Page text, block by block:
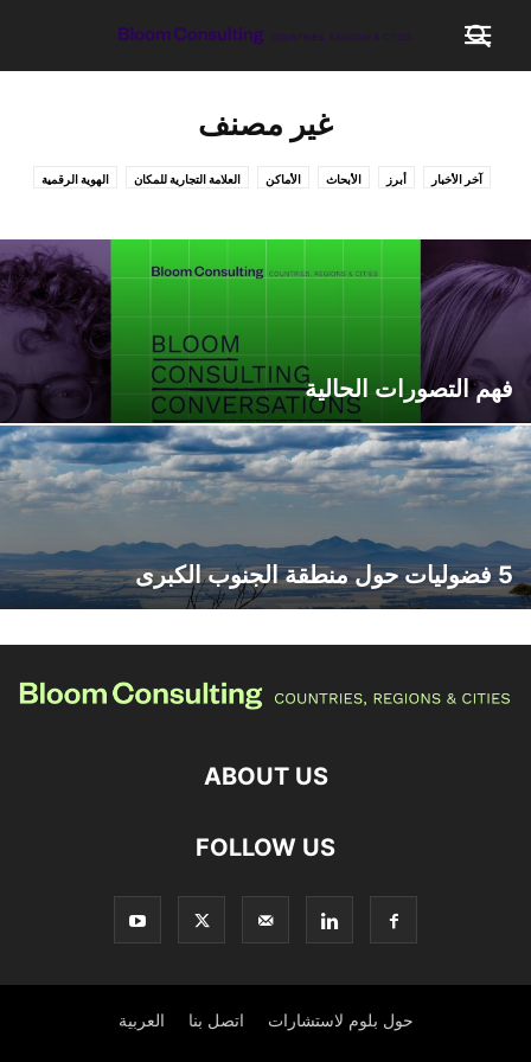
غير مصنف
آخر الأخبار أبرز الأبحاث الأماكن العلامة التجارية للمكان الهوية الرقمية
فهم التصورات الحالية
5 فضوليات حول منطقة الجنوب الكبرى
ABOUT US
FOLLOW US
حول بلوم لاستشارات اتصل بنا العربية